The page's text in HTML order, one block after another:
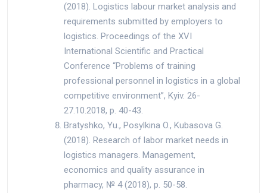
(2018). Logistics labour market analysis and
requirements submitted by employers to
logistics. Proceedings of the XVI
International Scientific and Practical
Conference “Problems of training
professional personnel in logistics in a global
competitive environment”, Kyiv. 26-
27.10.2018, p. 40-43.
Bratyshko, Yu., Posylkina O., Kubasova G.
(2018). Research of labor market needs in
logistics managers. Management,
economics and quality assurance in
pharmacy, № 4 (2018), p. 50-58.